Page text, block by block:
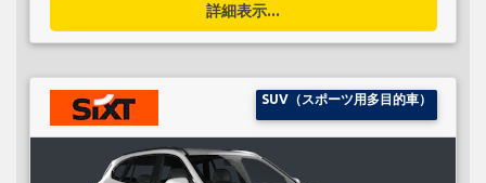
詳細表示...
SUV（スポーツ用多目的車）